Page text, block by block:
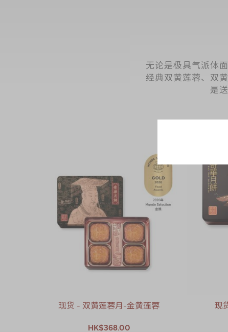
无论是极具气派体
经典双黄莲蓉、双
是
现货 - 双黄莲蓉月-金黄莲蓉
HK$368.00
现